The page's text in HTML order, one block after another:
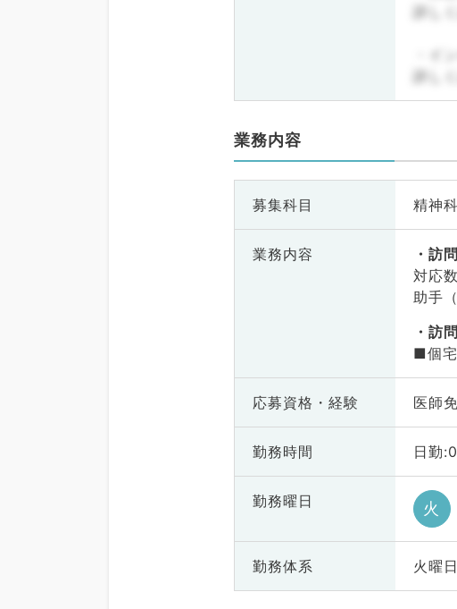
詳し
・イ
詳し
業務内容
募集科目 精神科
業務内容
訪
対応
助手
訪
■個
応募資格・ 経験 医師
勤務時間 日勤
勤務曜日 火
勤務体系 火曜